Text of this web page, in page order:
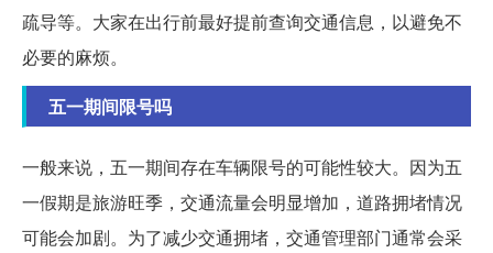
疏导等。大家在出行前最好提前查询交通信息，以避免不
必要的麻烦。
五一期间限号吗
一般来说，五一期间存在车辆限号的可能性较大。因为五
一假期是旅游旺季，交通流量会明显增加，道路拥堵情况
可能会加剧。为了减少交通拥堵，交通管理部门通常会采